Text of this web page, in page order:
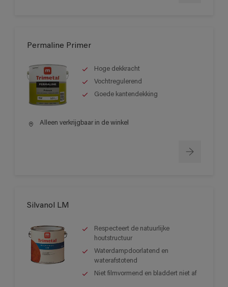
Permaline Primer
Hoge dekkracht
Vochtregulerend
Goede kantendekking
Alleen verkrijgbaar in de winkel
Silvanol LM
Respecteert de natuurlijke
houtstructuur
Waterdampdoorlatend en
waterafstotend
Niet filmvormend en bladdert niet af